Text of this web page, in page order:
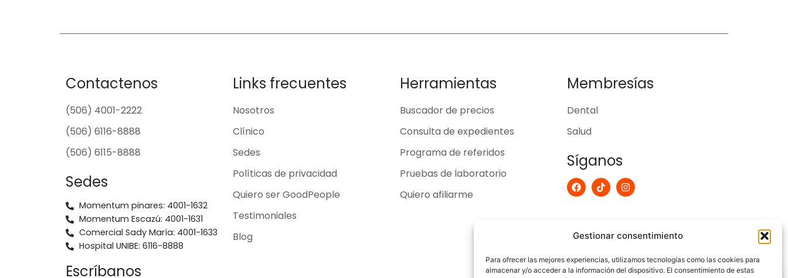
Gestionar consentimiento
Para ofrecer las mejores experiencias, utilizamos tecnologías como las cookies para
almacenar y/o acceder a la información del dispositivo. El consentimiento de estas
Contactenos
(506) 4001-2222
(506) 6116-8888
(506) 6115-8888
Sedes
Momentum pinares: 4001-1632
Momentum Escazú: 4001-1631
Comercial Sady María: 4001-1633
Hospital UNIBE: 6116-8888
Escríbanos
Links frecuentes
Nosotros
Clínico
Sedes
Políticas de privacidad
Quiero ser GoodPeople
Testimoniales
Blog
Herramientas
Buscador de precios
Consulta de expedientes
Programa de referidos
Pruebas de laboratorio
Quiero afiliarme
Membresías
Dental
Salud
Síganos
F
a
o
T
i
I
n
r
m